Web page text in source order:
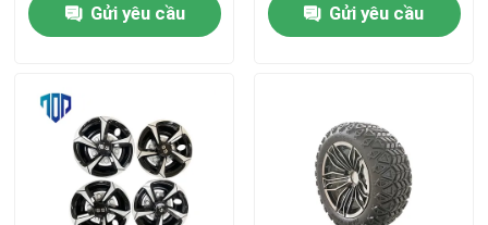
Nhà
Các sản phẩm
Về chúng tôi
Gửi yêu cầu Gửi yêu cầu